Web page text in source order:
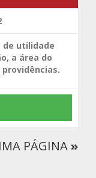
de utilidade
a área do
PÁGINA